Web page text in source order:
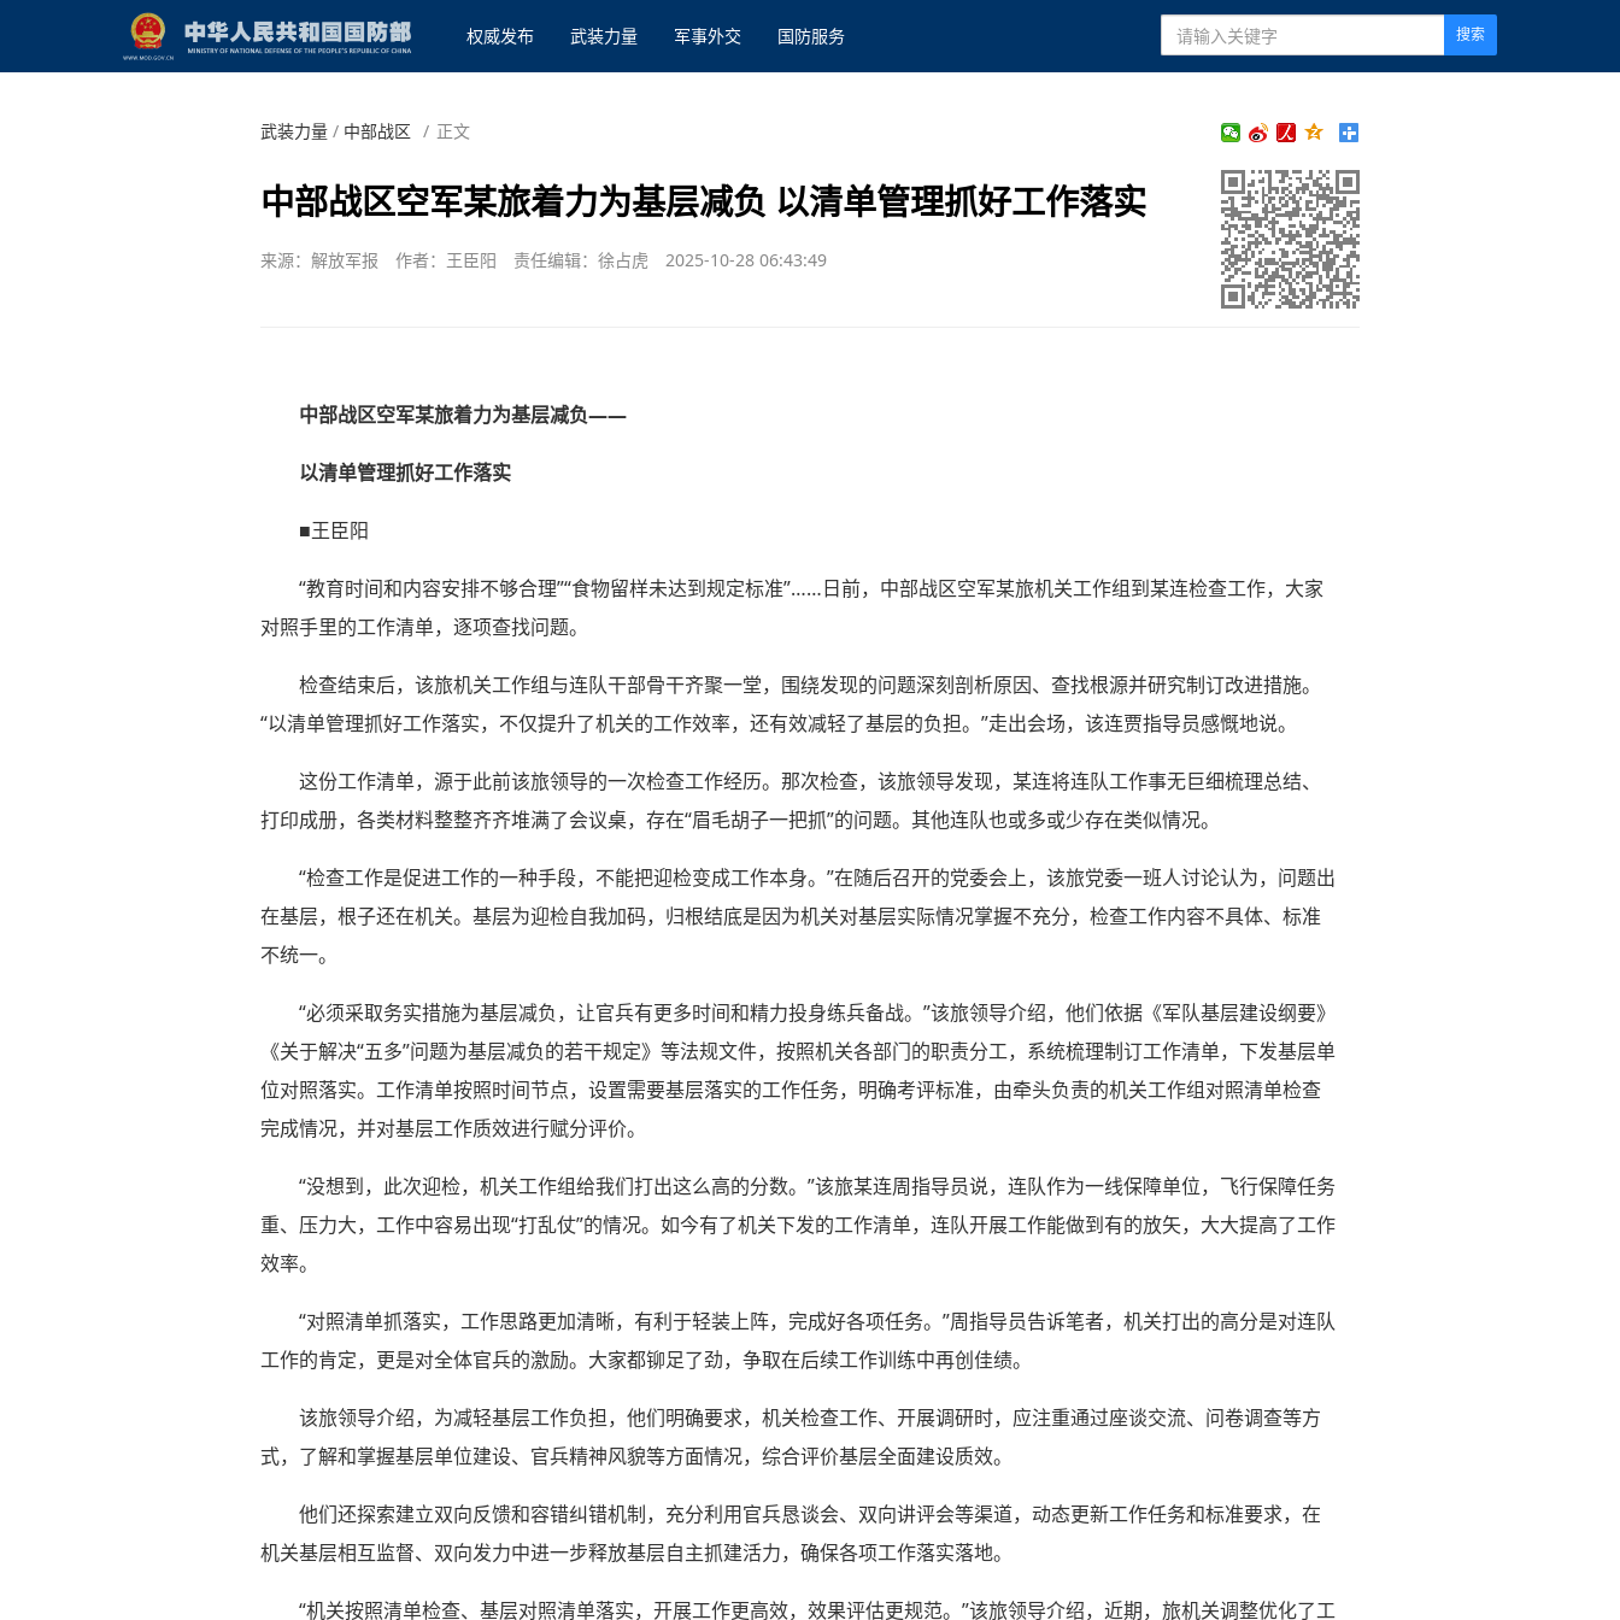
权威发布 武装力量 军事外交 国防服务 搜索
武装力量/ 中部战区 / 正文
中部战区空军某旅着力为基层减负 以清单管理抓好工作落实
来源：解放军报 作者：王臣阳 责任编辑：徐占虎 2025-10-28 06:43:49
中部战区空军某旅着力为基层减负——
以清单管理抓好工作落实
■王臣阳
“教育时间和内容安排不够合理”“食物留样未达到规定标准”……日前，中部战区空军某旅机关工作组到某连检查工作，大家
对照手里的工作清单，逐项查找问题。
检查结束后，该旅机关工作组与连队干部骨干齐聚一堂，围绕发现的问题深刻剖析原因、查找根源并研究制订改进措施。
“以清单管理抓好工作落实，不仅提升了机关的工作效率，还有效减轻了基层的负担。”走出会场，该连贾指导员感慨地说。
这份工作清单，源于此前该旅领导的一次检查工作经历。那次检查，该旅领导发现，某连将连队工作事无巨细梳理总结、
打印成册，各类材料整整齐齐堆满了会议桌，存在“眉毛胡子一把抓”的问题。其他连队也或多或少存在类似情况。
“检查工作是促进工作的一种手段，不能把迎检变成工作本身。”在随后召开的党委会上，该旅党委一班人讨论认为，问题出
在基层，根子还在机关。基层为迎检自我加码，归根结底是因为机关对基层实际情况掌握不充分，检查工作内容不具体、标准
不统一。
“必须采取务实措施为基层减负，让官兵有更多时间和精力投身练兵备战。”该旅领导介绍，他们依据《军队基层建设纲要》
《关于解决“五多”问题为基层减负的若干规定》等法规文件，按照机关各部门的职责分工，系统梳理制订工作清单，下发基层单
位对照落实。工作清单按照时间节点，设置需要基层落实的工作任务，明确考评标准，由牵头负责的机关工作组对照清单检查
完成情况，并对基层工作质效进行赋分评价。
“没想到，此次迎检，机关工作组给我们打出这么高的分数。”该旅某连周指导员说，连队作为一线保障单位，飞行保障任务
重、压力大，工作中容易出现“打乱仗”的情况。如今有了机关下发的工作清单，连队开展工作能做到有的放矢，大大提高了工作
效率。
“对照清单抓落实，工作思路更加清晰，有利于轻装上阵，完成好各项任务。”周指导员告诉笔者，机关打出的高分是对连队
工作的肯定，更是对全体官兵的激励。大家都铆足了劲，争取在后续工作训练中再创佳绩。
该旅领导介绍，为减轻基层工作负担，他们明确要求，机关检查工作、开展调研时，应注重通过座谈交流、问卷调查等方
式，了解和掌握基层单位建设、官兵精神风貌等方面情况，综合评价基层全面建设质效。
他们还探索建立双向反馈和容错纠错机制，充分利用官兵恳谈会、双向讲评会等渠道，动态更新工作任务和标准要求，在
机关基层相互监督、双向发力中进一步释放基层自主抓建活力，确保各项工作落实落地。
“机关按照清单检查、基层对照清单落实，开展工作更高效，效果评估更规范。”该旅领导介绍，近期，旅机关调整优化了工